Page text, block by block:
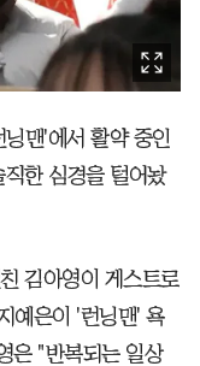
맨'에서 활약 중인
한 심경을 털어놨
김아영이 게스트로
예은이 '런닝맨' 욕
은 "반복되는 일상